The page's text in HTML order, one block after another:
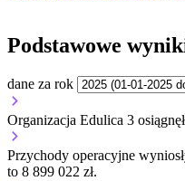
Podstawowe
dane za rok
Organizacja Edulica 3
Przychody operacyjne
to 8 899 022 zł.